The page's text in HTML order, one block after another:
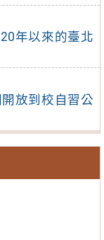
年以來的臺北
放到校自習公